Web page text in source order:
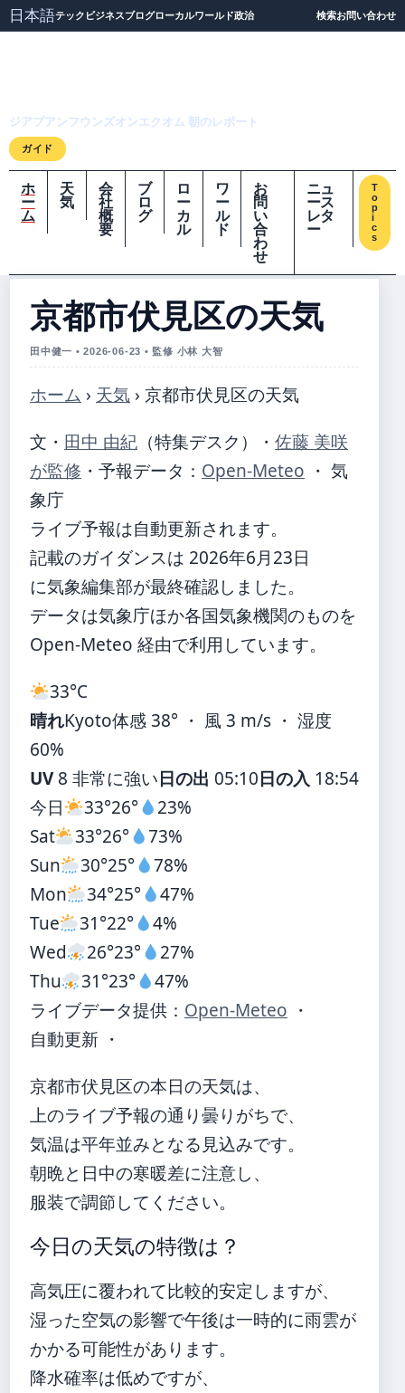
日本語テック ビジネスブログローカルワールド政治 検索お問い合わせ
ジアプアンフウンズオンエクオム 朝のレポート
ガイド
ホ
ー
ム
天
気
会
社
概
要
ブ
ロ
グ
ロ
ー
カ
ル
ワ
ー
ル
ド
お
問
い
合
わ
せ
ニュ
ース
レタ
ー
T
o
p
i
c
s
京都市伏見区の天気
田中健一 • 2026-06-23 • 監修 小林 大智
ホーム › 天気 › 京都市伏見区の天気
文・ 田中 由紀 （特集デスク） ・ 佐藤 美咲
が監修 ・ 予報データ： Open-Meteo ・ 気
象庁
ライブ予報は自動更新されます。
記載のガイダンスは 2026年6月23日
に気象編集部が最終確認しました。
データは気象庁ほか各国気象機関のものを
Open-Meteo 経由で利用しています。
33°C
晴れKyoto体感 38° ・ 風 3 m/s ・ 湿度
60%
UV8 非常に強い日の出 05:10日の入 18:54
今日
33°26°
23%
Sat
33°26°
73%
Sun
30°25°
78%
Mon
34°25°
47%
Tue
31°22°
4%
Wed
26°23°
27%
Thu
31°23°
47%
ライブデータ提供： Open-Meteo ・
自動更新 ・
京都市伏見区の本日の天気は、
上のライブ予報の通り曇りがちで、
気温は平年並みとなる見込みです。
朝晩と日中の寒暖差に注意し、
服装で調節してください。
今日の天気の特徴は？
高気圧に覆われて比較的安定しますが、
湿った空気の影響で午後は一時的に雨雲が
かかる可能性があります。
降水確率は低めですが、